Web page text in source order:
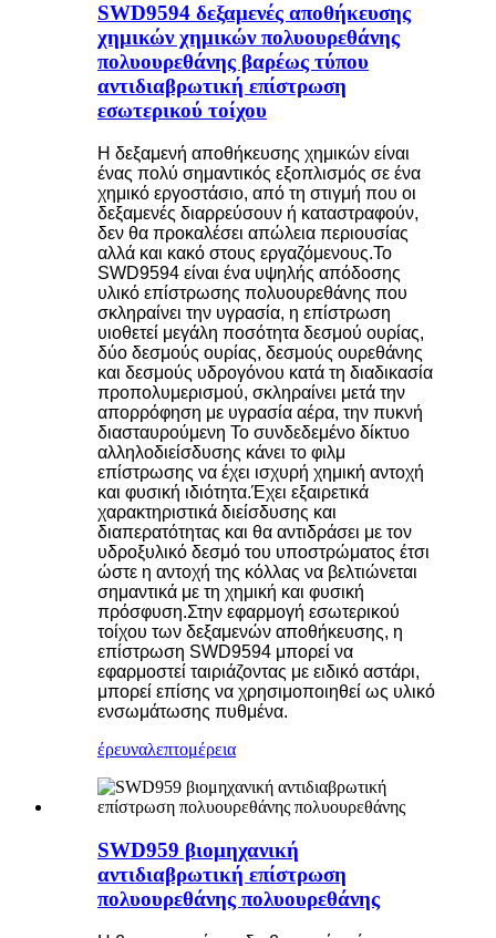
SWD9594 δεξαμενές αποθήκευσης
χημικών χημικών πολυουρεθάνης
πολυουρεθάνης βαρέως τύπου
αντιδιαβρωτική επίστρωση
εσωτερικού τοίχου
Η δεξαμενή αποθήκευσης χημικών είναι
ένας πολύ σημαντικός εξοπλισμός σε ένα
χημικό εργοστάσιο, από τη στιγμή που οι
δεξαμενές διαρρεύσουν ή καταστραφούν,
δεν θα προκαλέσει απώλεια περιουσίας
αλλά και κακό στους εργαζόμενους.Το
SWD9594 είναι ένα υψηλής απόδοσης
υλικό επίστρωσης πολυουρεθάνης που
σκληραίνει την υγρασία, η επίστρωση
υιοθετεί μεγάλη ποσότητα δεσμού ουρίας,
δύο δεσμούς ουρίας, δεσμούς ουρεθάνης
και δεσμούς υδρογόνου κατά τη διαδικασία
προπολυμερισμού, σκληραίνει μετά την
απορρόφηση με υγρασία αέρα, την πυκνή
διασταυρούμενη Το συνδεδεμένο δίκτυο
αλληλοδιείσδυσης κάνει το φιλμ
επίστρωσης να έχει ισχυρή χημική αντοχή
και φυσική ιδιότητα.Έχει εξαιρετικά
χαρακτηριστικά διείσδυσης και
διαπερατότητας και θα αντιδράσει με τον
υδροξυλικό δεσμό του υποστρώματος έτσι
ώστε η αντοχή της κόλλας να βελτιώνεται
σημαντικά με τη χημική και φυσική
πρόσφυση.Στην εφαρμογή εσωτερικού
τοίχου των δεξαμενών αποθήκευσης, η
επίστρωση SWD9594 μπορεί να
εφαρμοστεί ταιριάζοντας με ειδικό αστάρι,
μπορεί επίσης να χρησιμοποιηθεί ως υλικό
ενσωμάτωσης πυθμένα.
έρευναλεπτομέρεια
SWD959 βιομηχανική
αντιδιαβρωτική επίστρωση
πολυουρεθάνης πολυουρεθάνης